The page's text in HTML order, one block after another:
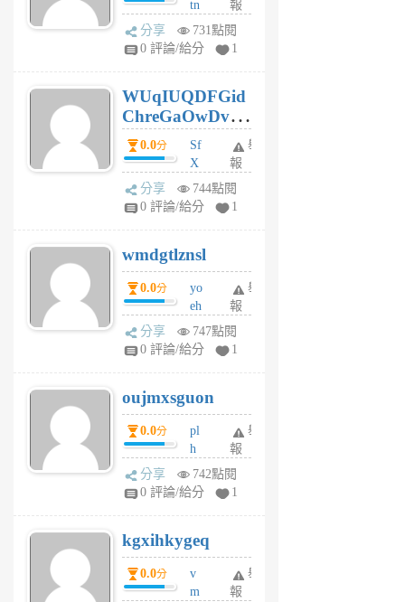
tn
jt
gl
個
月
前
報
分享
731點閱
0 評論/給分
1
WUqIUQDFGid
ChreGaOwDv
dY0.0分
Sf
X
Pe
Jc
R
P
m
v
A
V
個
月
前
舉
報
分享
744點閱
0 評論/給分
1
wmdgtlznsl
0.0分
yo
eh
ld
gy
個
月
前
舉
報
分享
747點閱
0 評論/給分
1
oujmxsguon
0.0分
pl
h
wi
w
6
個
月
前
舉
報
分享
742點閱
0 評論/給分
1
kgxihkygeq
0.0分
v
m
舉
報